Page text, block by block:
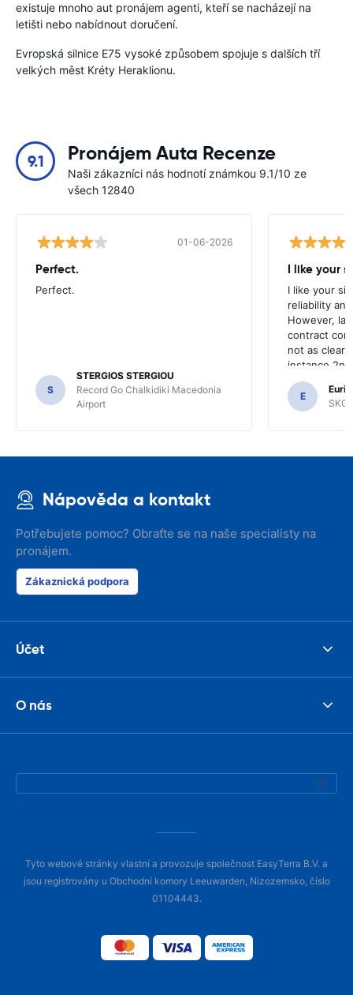
existuje mnoho aut pronájem agenti, kteří se nacházejí na
letišti nebo nabídnout doručení.
Evropská silnice E75 vysoké způsobem spojuje s dalších tří
velkých měst Kréty Heraklionu.
9.1 Pronájem Auta Recenze
Naši zákazníci nás hodnotí známkou 9.1/10 ze
všech 12840
01-06-2026
Perfect.
Perfect.
S
STERGIOS STERGIOU
Record Go Chalkidiki Macedonia
Airport
I like your
I like your
reliability
However,
contract
not as clear
instance
the most
your site.
E
SKG
Nápověda a kontakt
Potřebujete pomoc? Obraťte se na naše specialisty na
pronájem.
Zákaznická podpora
Účet
O nás
Tyto webové stránky vlastní a provozuje společnost EasyTerra B.V. a
jsou registrovány u Obchodní komory Leeuwarden, Nizozemsko, číslo
01104443.